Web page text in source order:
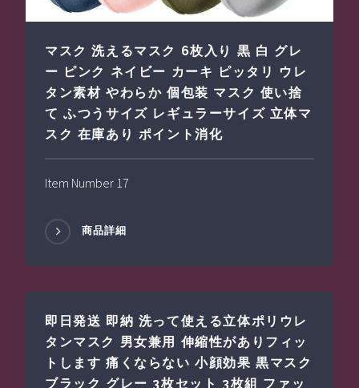
マスク 洗えるマスク 6枚入り 黒 白 グレ
ー ピンク ネイビー カーキ ピッタリ ウレ
タン素材 やわらか 個包装 マスク 使い捨
て ふつうサイズ レギュラーサイズ 立体マ
スク 在庫あり ポイント消化
Item Number 17
商品詳細
即日発送 即納 洗って使える立体ポリウレ
タンマスク 男女兼用 伸縮性がありフィッ
トします 痛くならない 小顔効果 黒マスク
ブラック グレー 3枚セット 3枚組 ファッ